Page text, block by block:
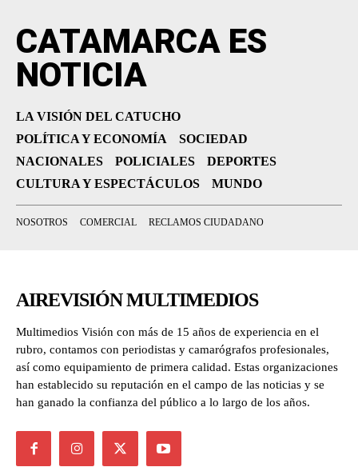
CATAMARCA ES
NOTICIA
LA VISIÓN DEL CATUCHO
POLÍTICA Y ECONOMÍA
SOCIEDAD
NACIONALES
POLICIALES
DEPORTES
CULTURA Y ESPECTÁCULOS
MUNDO
NOSOTROS COMERCIAL RECLAMOS CIUDADANO
AIREVISIÓN MULTIMEDIOS
Multimedios Visión con más de 15 años de experiencia en el
rubro, contamos con periodistas y camarógrafos profesionales,
así como equipamiento de primera calidad. Estas organizaciones
han establecido su reputación en el campo de las noticias y se
han ganado la confianza del público a lo largo de los años.